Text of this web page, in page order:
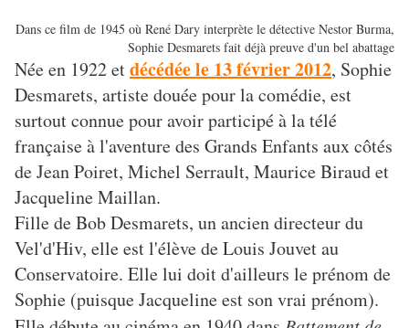
Dans ce film de 1945 où René Dary interprète le détective Nestor Burma,
Sophie Desmarets fait déjà preuve d'un bel abattage
Née en 1922 etdécédée le 13 février 2012, Sophie
Desmarets, artiste douée pour la comédie, est
surtout connue pour avoir participé à la télé
française à l'aventure des Grands Enfants aux côtés
de Jean Poiret, Michel Serrault, Maurice Biraud et
Jacqueline Maillan.
Fille de Bob Desmarets, un ancien directeur du
Vel'd'Hiv, elle est l'élève de Louis Jouvet au
Conservatoire. Elle lui doit d'ailleurs le prénom de
Sophie (puisque Jacqueline est son vrai prénom).